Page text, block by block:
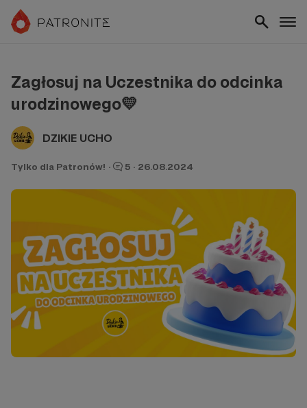
Zagłosuj na Uczestnika do odcinka
urodzinowego​​💛
DZIKIE UCHO
Tylko dla Patronów! · 5 · 26.08.2024